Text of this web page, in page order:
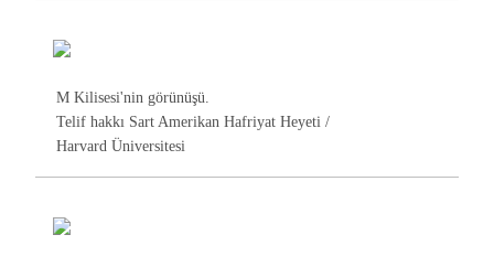
M Kilisesi'nin görünüşü.
Telif hakkı Sart Amerikan Hafriyat Heyeti /
Harvard Üniversitesi